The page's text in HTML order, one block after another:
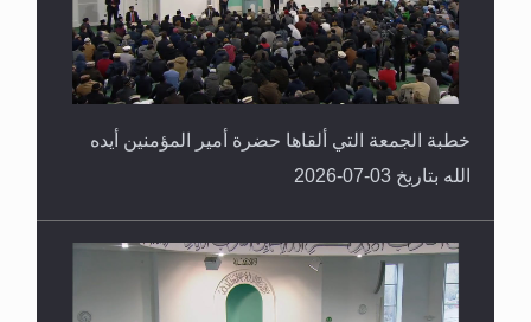
خطبة الجمعة التي ألقاها حضرة أمير المؤمنين أيده
الله بتاريخ 03-07-2026